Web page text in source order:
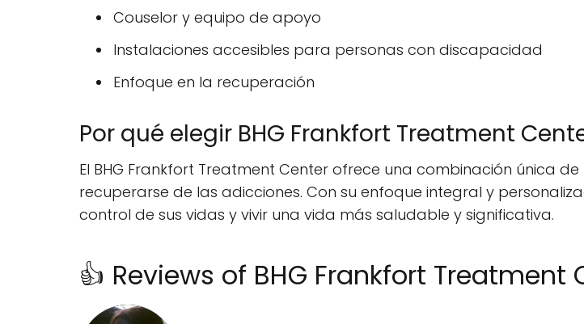
Couselor y equipo de apoyo
Instalaciones accesibles para personas con discapacidad
Enfoque en la recuperación
Por qué elegir BHG Frankfort Treatment
El BHG Frankfort Treatment Center ofrece una combinación única
recuperarse de las adicciones. Con su enfoque integral y
control de sus vidas y vivir una vida más saludable y significativa.
👍 Reviews of BHG Frankfort Treatment